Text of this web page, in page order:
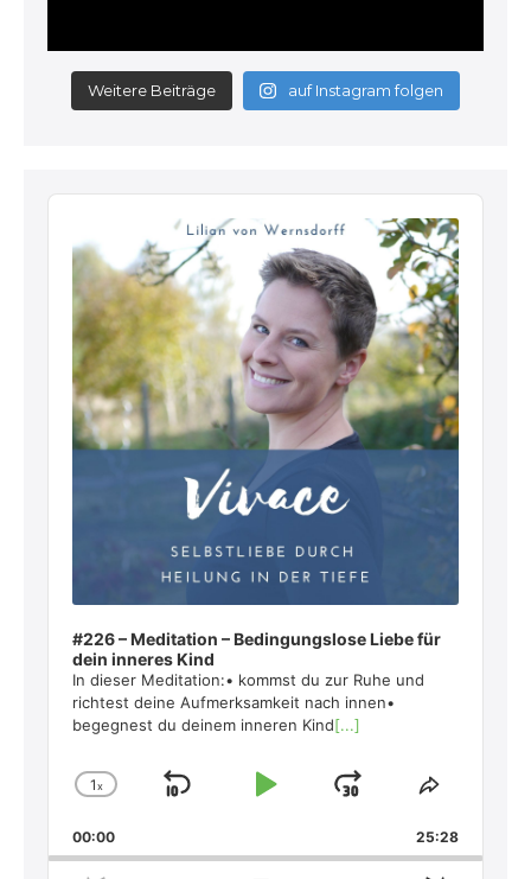
Weitere Beiträge auf Instagram folgen
Audio
#226 – Meditation – Bedingungslose Liebe für
dein inneres Kind
In dieser Meditation:• kommst du zur Ruhe und
richtest deine Aufmerksamkeit nach innen•
begegnest du deinem inneren Kind[...]
Change
Rate
1x
Skip
Play
Jump
Forward
Share
Episode
00:00 25:28